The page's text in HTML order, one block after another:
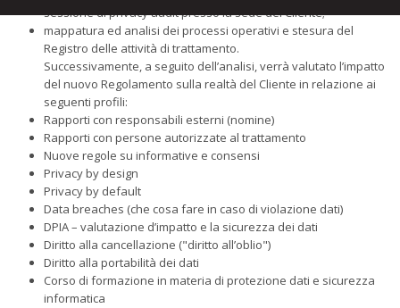
sessione di privacy audit presso la sede del Cliente;
mappatura ed analisi dei processi operativi e stesura del
Registro delle attività di trattamento.
Successivamente, a seguito dell’analisi, verrà valutato l’impatto
del nuovo Regolamento sulla realtà del Cliente in relazione ai
seguenti profili:
Rapporti con responsabili esterni (nomine)
Rapporti con persone autorizzate al trattamento
Nuove regole su informative e consensi
Privacy by design
Privacy by default
Data breaches (che cosa fare in caso di violazione dati)
DPIA – valutazione d’impatto e la sicurezza dei dati
Diritto alla cancellazione ("diritto all’oblio")
Diritto alla portabilità dei dati
Corso di formazione in materia di protezione dati e sicurezza
informatica